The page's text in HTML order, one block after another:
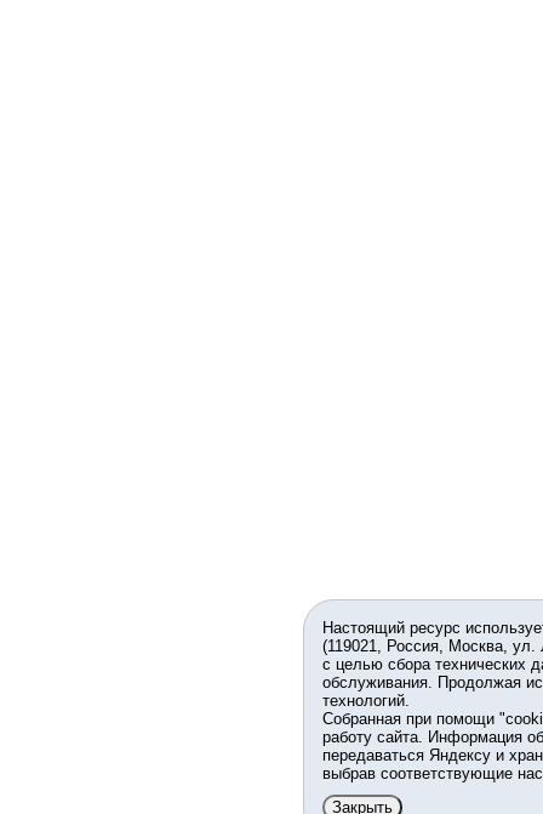
Настоящий ресурс
(119021, Россия, Москва,
с целью сбора технических
обслуживания. Продолжая
технологий.
Собранная при помощи
работу сайта. Информация
передаваться Яндексу и
выбрав соответствующие
Закрыть